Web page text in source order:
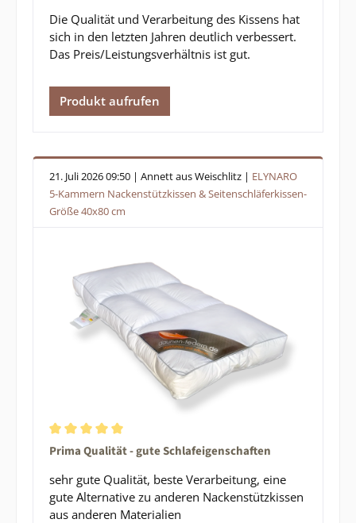
Die Qualität und Verarbeitung des Kissens hat
sich in den letzten Jahren deutlich verbessert.
Das Preis/Leistungsverhältnis ist gut.
Produkt aufrufen
21. Juli 2026 09:50 | Annett aus Weischlitz | ELYNARO
5-Kammern Nackenstützkissen & Seitenschläferkissen-
Größe 40x80 cm
Durchschnittliche Bewertung von 5 von 5 Sternen
Prima Qualität - gute Schlafeigenschaften
sehr gute Qualität, beste Verarbeitung, eine
gute Alternative zu anderen Nackenstützkissen
aus anderen Materialien